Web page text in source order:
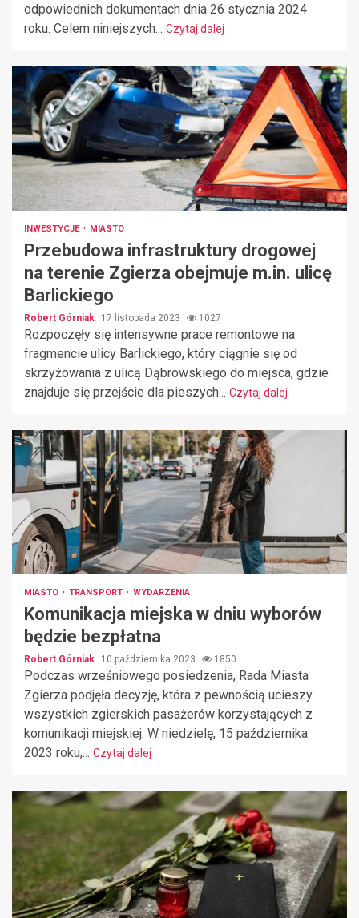
odpowiednich dokumentach dnia 26 stycznia 2024
roku. Celem niniejszych... Czytaj dalej
INWESTYCJE MIASTO
Przebudowa infrastruktury drogowej
na terenie Zgierza obejmuje m.in. ulicę
Barlickiego
Robert Górniak 17 listopada 2023 1027
Rozpoczęły się intensywne prace remontowe na
fragmencie ulicy Barlickiego, który ciągnie się od
skrzyżowania z ulicą Dąbrowskiego do miejsca, gdzie
znajduje się przejście dla pieszych... Czytaj dalej
MIASTO TRANSPORT WYDARZENIA
Komunikacja miejska w dniu wyborów
będzie bezpłatna
Robert Górniak 10 października 2023 1850
Podczas wrześniowego posiedzenia, Rada Miasta
Zgierza podjęła decyzję, która z pewnością ucieszy
wszystkich zgierskich pasażerów korzystających z
komunikacji miejskiej. W niedzielę, 15 października
2023 roku,... Czytaj dalej